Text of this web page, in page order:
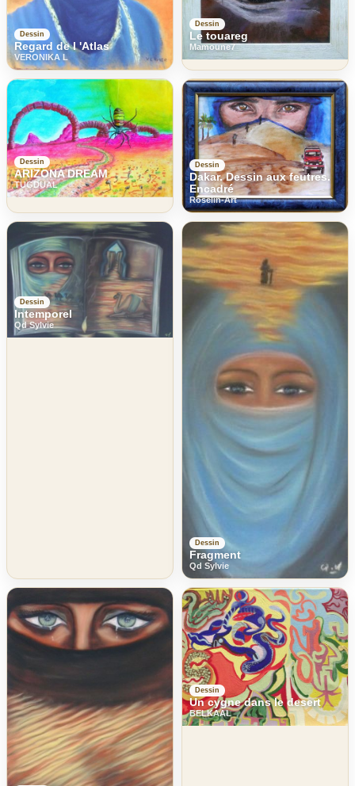
Dessin
Regard de l 'Atlas
VERONIKA L
Dessin
Le touareg
Mamoune7
Dessin
ARIZONA DREAM
TUGDUAL
Dessin
Dakar. Dessin aux feutres.
Encadré
Roselin-Art
Dessin
Intemporel
Qd Sylvie
Dessin
Fragment
Qd Sylvie
Dessin
Un cygne dans le desert
BELKAAL